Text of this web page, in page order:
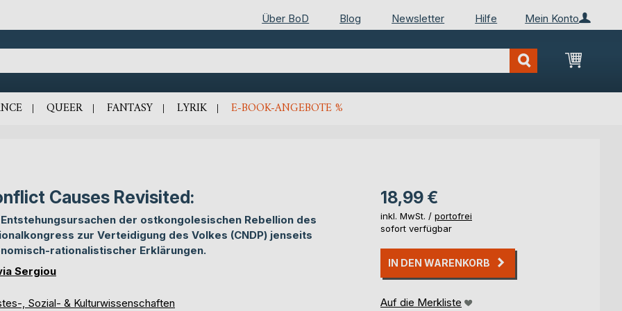
Mein Konto
Über BoD Blog Newsletter Hilfe
Mein
QUEER FANTASY LYRIK E-BOOK-ANGEBOTE %
Causes Revisited:
Entstehungsursachen der ostkongolesischen Rebellion des
zur Verteidigung des Volkes (CNDP) jenseits
rationalistischer Erklärungen.
Sergiou
, Sozial- & Kulturwissenschaften
18,99 €
inkl. MwSt. / portofrei
sofort verfügbar
IN DEN WARENKORB
Auf die Merkliste